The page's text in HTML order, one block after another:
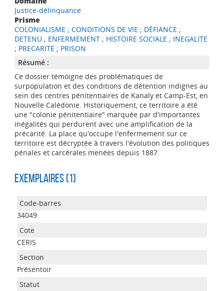
Justice-délinquance
Prisme
COLONIALISME ; CONDITIONS DE VIE ; DÉFIANCE ;
DETENU ; ENFERMEMENT; HISTOIRE SOCIALE ; INEGALITE
; PRECARITE ; PRISON
Résumé :
Ce dossier témoigne des problématiques de
surpopulation et des conditions de détention indignes au
sein des centres pénitentiaires de Kanaly et Camp-Est, en
Nouvelle Calédonie. Historiquement, ce territoire a été
une "colonie pénitentiaire" marquée par d'importantes
inégalités qui perdurent avec une amplification de la
précarité. La place qu'occupe l'enfermement sur ce
territoire est décryptée à travers l'évolution des politiques
pénales et carcérales menées depuis 1887.
Exemplaires (1)
34049
CERIS
Présentoir